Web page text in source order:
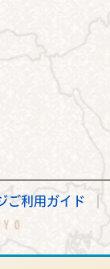
ご利用ガイド